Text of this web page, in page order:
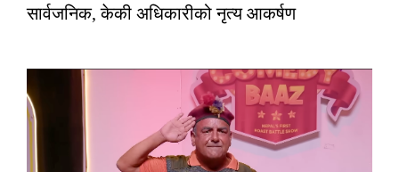
सार्वजनिक, केकी अधिकारीको नृत्य आकर्षण